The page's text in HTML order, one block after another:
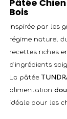
Pâtée
Bois
Inspirée par les
régime naturel
recettes riches
d’ingrédients
La pâtée
alimentation
idéale pour les